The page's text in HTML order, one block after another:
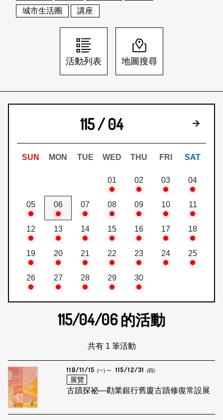
刊物索取地點
刊登活動
日本語 登入/註冊
城市生活圈
講座
活動列表 地圖搜尋
115 / 04 下個月
SUN MON TUE WED THU FRI SAT
01 02 03 04
05 06 07 08 09 10 11
12 13 14 15 16 17 18
19 20 21 22 23 24 25
26 27 28 29 30
115/04/06的活動
共有 1 筆活動
110/11/15 (一) 115/12/31 (四)
展覽
古蹟探祕—勸業銀行舊廈古蹟修復常設展